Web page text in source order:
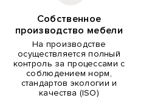
Собственное
производство мебели
На производстве
осуществляется полный
контроль за процессами с
соблюдением норм,
стандартов экологии и
качества (ISO)